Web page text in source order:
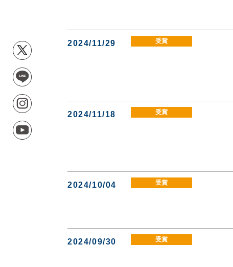
2024/11/29 受賞
2024/11/18 受賞
2024/10/04 受賞
2024/09/30 受賞